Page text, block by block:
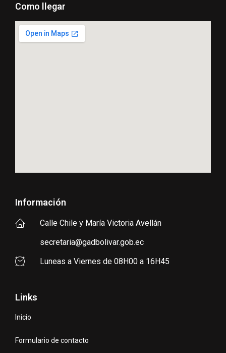
Como llegar
Información
Calle Chile y María Victoria Avellán
secretaria@gadbolivar.gob.ec
Luneas a Viernes de 08H00 a 16H45
Links
Inicio
Formulario de contacto